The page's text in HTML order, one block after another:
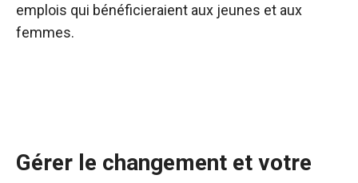
emplois qui bénéficieraient aux jeunes et aux
femmes.
Gérer le changement et votre